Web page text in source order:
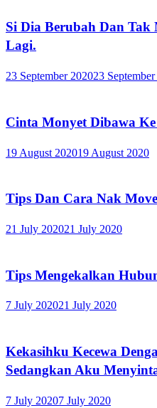
Si Dia Berubah Dan
Lagi.
23 September 202023
Cinta Monyet Dibawa
19 August 202019 August 2020
Tips Dan Cara Nak
21 July 202021 July 2020
Tips Mengekalkan
7 July 202021 July 2020
Kekasihku Kecewa
Sedangkan Aku
7 July 20207 July 2020